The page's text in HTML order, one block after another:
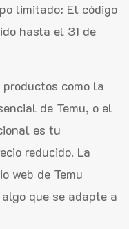
limitado: El código
hasta el 31 de
como la
de Temu, o el
es tu
reducido. La
web de Temu
que se adapte a